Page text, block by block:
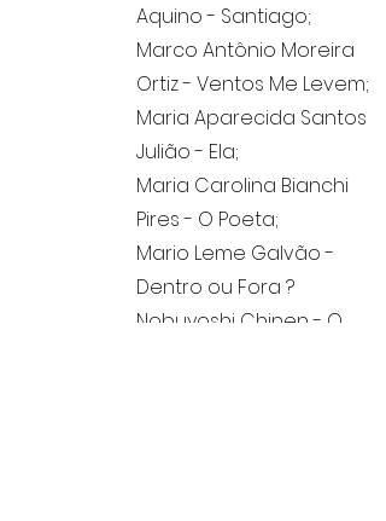
Aquino - Santiago;
Marco Antônio Moreira
Ortiz - Ventos Me Levem;
Maria Aparecida Santos
Julião - Ela;
Maria Carolina Bianchi
Pires - O Poeta;
Mario Leme Galvão -
Dentro ou Fora ?
Nobuyoshi Chinen - O